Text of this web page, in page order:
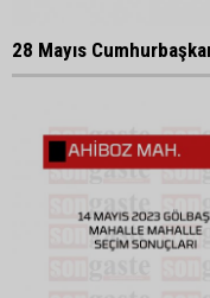
28 Mayıs